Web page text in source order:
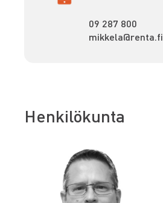
09 287 800
mikkela@renta.fi
Henkilökunta